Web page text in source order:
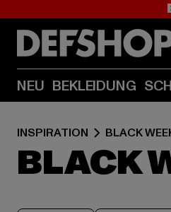
NEU BEKLEIDUNG
INSPIRATION BLACK
BLACK